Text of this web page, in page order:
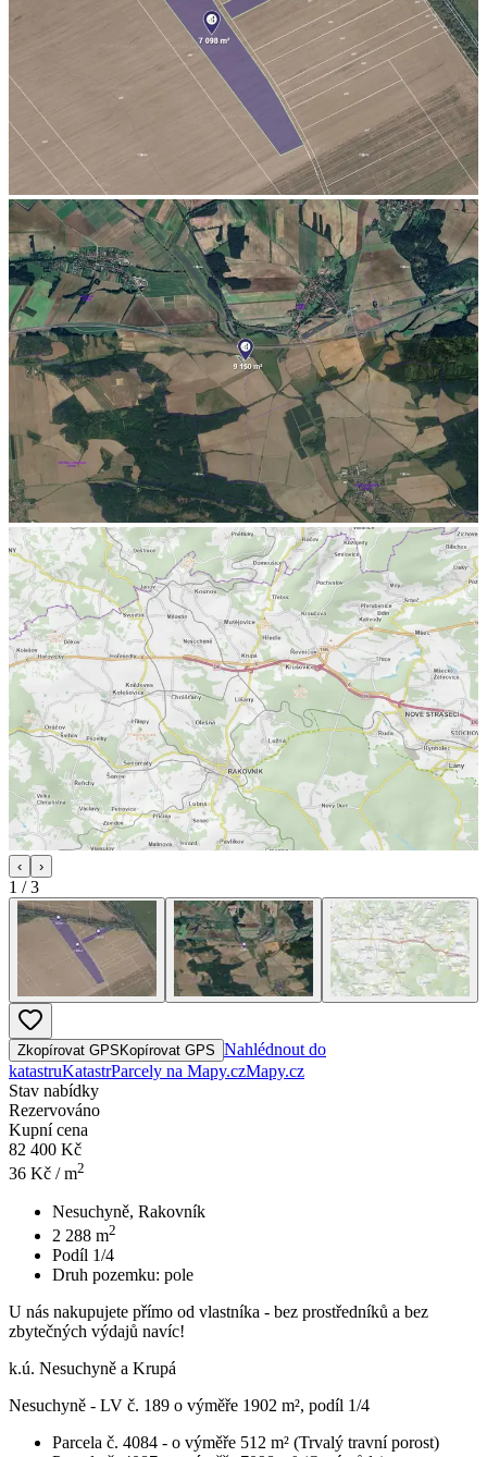
‹ ›
1 /3
Zkopírovat GPS Kopírovat GPS Nahlédnout do
katastruKatastrParcely na Mapy.czMapy.cz
Stav nabídky
Rezervováno
Kupní cena
82 400 Kč
36 Kč / m2
Nesuchyně, Rakovník
2 288 m2
Podíl 1/4
Druh pozemku: pole
U nás nakupujete přímo od vlastníka - bez prostředníků a bez
zbytečných výdajů navíc!
k.ú. Nesuchyně a Krupá
Nesuchyně - LV č. 189 o výměře 1902 m², podíl 1/4
Parcela č. 4084 - o výměře 512 m² (Trvalý travní porost)